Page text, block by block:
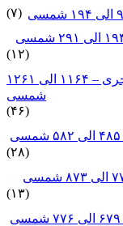
(۷)
(۱۲)
قرن سیزده هجری – ۱۱۶۴ الی ۱۲۶۱
شمسی
(۴۶)
(۲۸)
(۱۳)